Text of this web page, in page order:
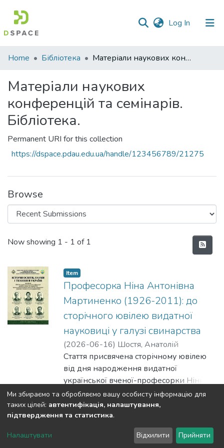
Log In (current)
Communities
Collections
All of DSpace
Statistics
Home Бібліотека Матеріали наукових конференцій та семінарів. Бібліотека.
Матеріали наукових
конференцій та семінарів.
Бібліотека.
Permanent URI for this collection
https://dspace.pdau.edu.ua/handle/123456789/21275
Browse
Recent Submissions
Now showing 1 - 1 of 1
Item
Професорка Ніна Антонівна
Мартиненко (1926-2011): до
сторічного ювілею видатної
науковиці у галузі свинарства
(2026-06-16) Шостя, Анатолій
Михайлович;Жванко, Любов
Миколаївна
Стаття присвячена сторічному ювілею
від дня народження видатної
української вченої-професорки Ніни
Антонівни Мартиненко (1926–2011).
Особливу увагу приділено науковим
досягненням у галузі свинарства та
репродукції тварин. Автори аналізують
її внесок у розробку методів хірургічної
Show more
DSpace software copyright © 2002-2026 LYRASIS
Send Feedback
Ми збираємо та обробляємо вашу особисту інформацію для
таких цілей: автентифікація, налаштування,
підтвердження та статистика.
Налаштувати Відхилити Прийняти